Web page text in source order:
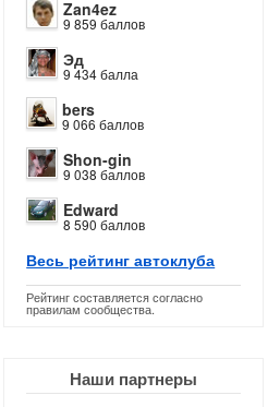
Zan4ez
9 859 баллов
Эд
9 434 балла
bers
9 066 баллов
Shon-gin
9 038 баллов
Edward
8 590 баллов
Весь рейтинг автоклуба
Рейтинг составляется согласно
правилам сообщества.
Наши партнеры